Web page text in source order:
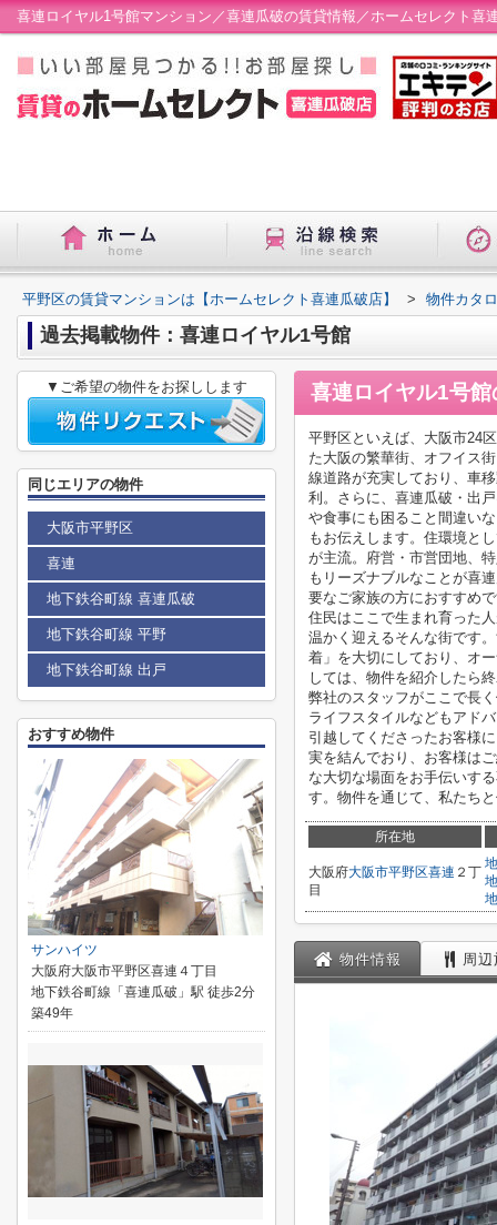
喜連ロイヤル1号館マンション／喜連瓜破の賃貸情報／ホームセレクト喜
平野区の賃貸マンションは【ホームセレクト喜連瓜破店】 > 物件カタ
過去掲載物件：喜連ロイヤル1号館
喜連ロイヤル1号館
平野区といえば、大阪市24
た大阪の繁華街、オフイス
線道路が充実しており、車
利。さらに、喜連瓜破・出
や食事にも困ること間違い
もお伝えします。住環境と
が主流。府営・市営団地、
もリーズナブルなことが喜
要なご家族の方におすすめ
住民はここで生まれ育った
温かく迎えるそんな街です
着」を大切にしており、オ
しては、物件を紹介したら
弊社のスタッフがここで長
ライフスタイルなどもアド
引越してくださったお客様
実を結んでおり、お客様は
な大切な場面をお手伝いす
す。物件を通じて、私たち
所在地
大阪府大阪市平野区喜連 ２丁
目
物件情報 周
▼ご希望の物件をお探しします
同じエリアの物件
大阪市平野区
喜連
地下鉄谷町線 喜連瓜破
地下鉄谷町線 平野
地下鉄谷町線 出戸
おすすめ物件
サンハイツ
大阪府大阪市平野区喜連４丁目
地下鉄谷町線「喜連瓜破」駅 徒歩2分
築49年